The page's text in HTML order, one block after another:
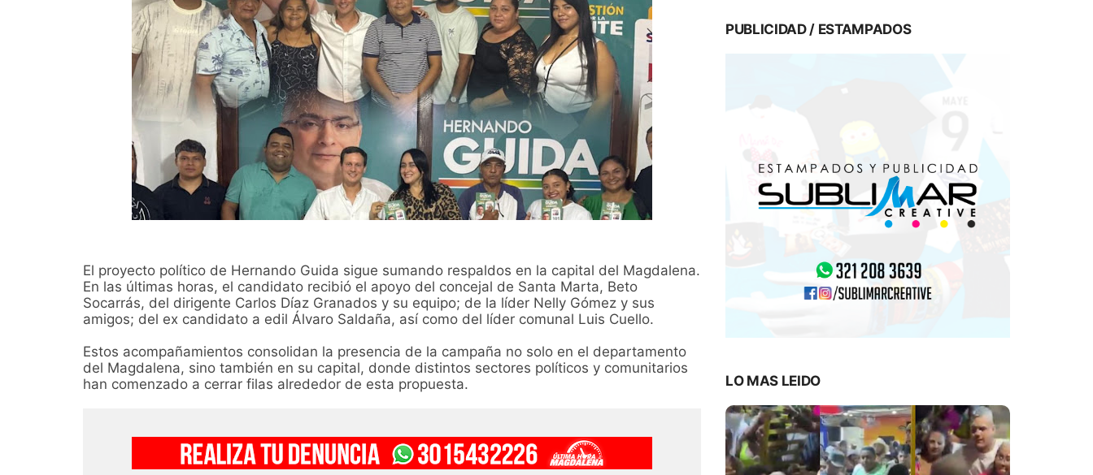
El proyecto político de Hernando Guida sigue sumando respaldos en la capital del Magdalena.
En las últimas horas, el candidato recibió el apoyo del concejal de Santa Marta, Beto
Socarrás, del dirigente Carlos Díaz Granados y su equipo; de la líder Nelly Gómez y sus
amigos; del ex candidato a edil Álvaro Saldaña, así como del líder comunal Luis Cuello.
Estos acompañamientos consolidan la presencia de la campaña no solo en el departamento
del Magdalena, sino también en su capital, donde distintos sectores políticos y comunitarios
han comenzado a cerrar filas alrededor de esta propuesta.
PUBLICIDAD / ESTAMPADOS
LO MAS LEIDO